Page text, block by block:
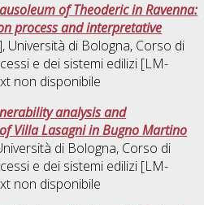
of Theoderic in Ravenna:
process and interpretative
Università di Bologna, Corso di
e dei sistemi edilizi [LM-
non disponibile
analysis and
Villa Lasagni in Bugno Martino
di Bologna, Corso di
e dei sistemi edilizi [LM-
non disponibile